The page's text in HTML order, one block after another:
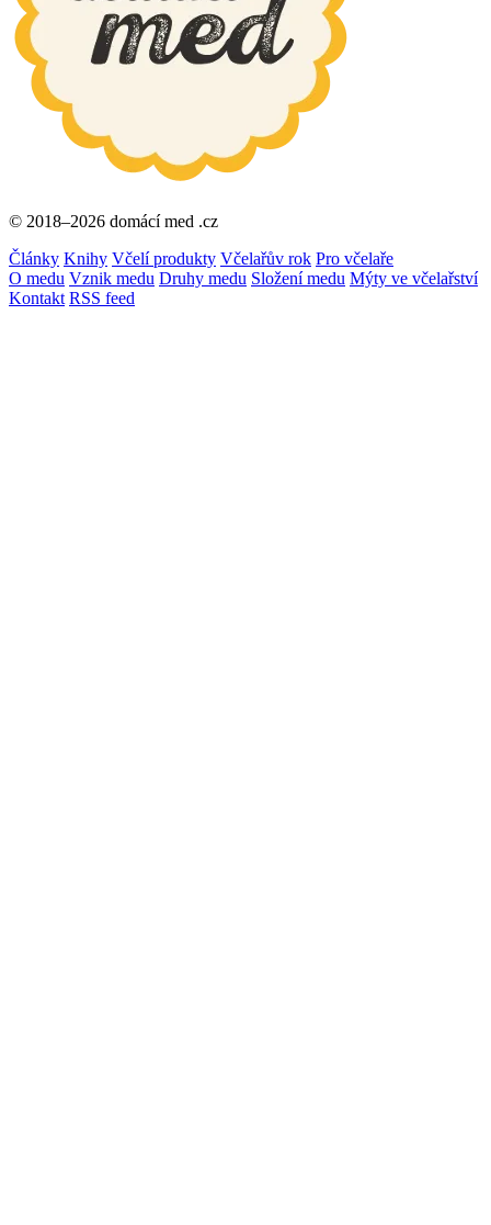
© 2018–2026 domácí med .cz
Články Knihy Včelí produkty Včelařův rok Pro včelaře
O medu Vznik medu Druhy medu Složení medu Mýty ve včelařství
Kontakt RSS feed